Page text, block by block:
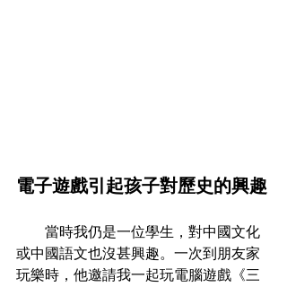
電子遊戲引起孩子對歷史的興趣
或中國語文也沒甚興趣。一次到朋友家
玩樂時，他邀請我一起玩電腦遊戲《三